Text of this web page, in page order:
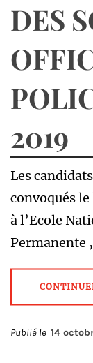
DES
2019
Les
convoqués
à l’Ecole
Permanente
Publié le 14